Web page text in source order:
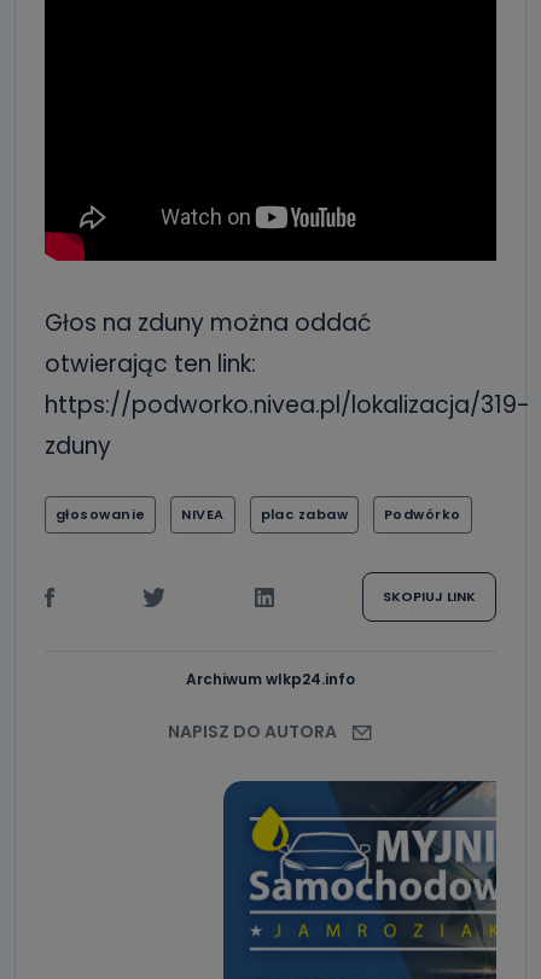
Głos na zduny można oddać
otwierając ten link:
https://podworko.nivea.pl/lokalizacja/319-
zduny
głosowanie NIVEA plac zabaw Podwórko
SKOPIUJ LINK
Archiwum wlkp24.info
NAPISZ DO AUTORA